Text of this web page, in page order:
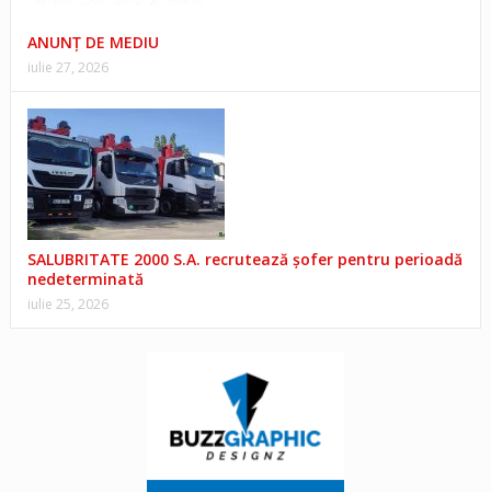
ANUNŢ DE MEDIU
iulie 27, 2026
SALUBRITATE 2000 S.A. recrutează șofer pentru perioadă
nedeterminată
iulie 25, 2026